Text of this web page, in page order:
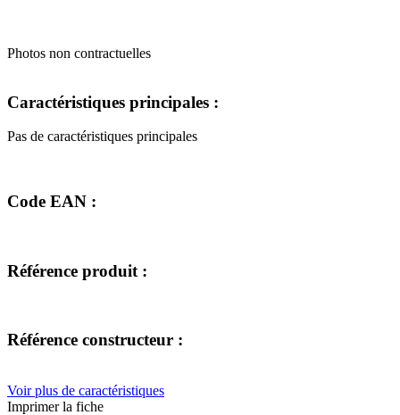
Photos non contractuelles
Caractéristiques principales :
Pas de caractéristiques principales
Code EAN :
Référence produit :
Référence constructeur :
Voir plus de caractéristiques
Imprimer la fiche